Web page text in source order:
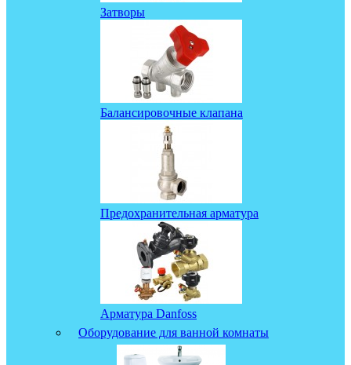
Затворы
Балансировочные клапана
Предохранительная арматура
Арматура Danfoss
Оборудование для ванной комнаты